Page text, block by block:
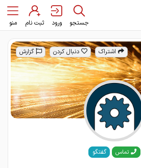
جستجو ورود ثبت نام منو
اشتراک دنبال کردن گزارش
تماس گفتگو